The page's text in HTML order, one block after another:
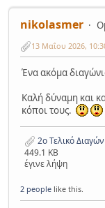
nikolasmer
13 Μαΐου 2026,
Ένα ακόμα
Καλή δύναμη και
κόποι τους.
2o Τελικό
449.1 KB
έγινε λήψη
2 people like this.